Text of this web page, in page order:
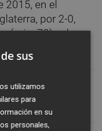
2015, en el
por 2-0,
(min. 72) y de
HÉRCULES CF
sus
utilizamos
para
en su
personales,